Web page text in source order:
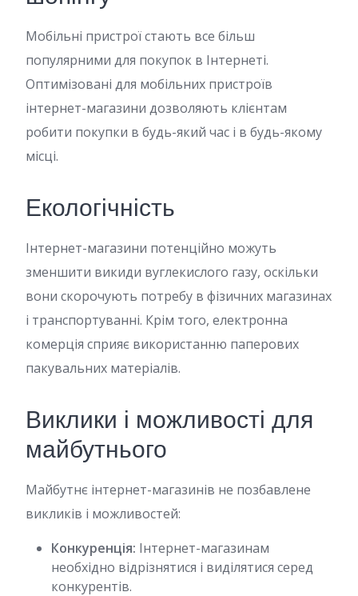
Мобільні пристрої стають все більш
популярними для покупок в Інтернеті.
Оптимізовані для мобільних пристроїв
інтернет-магазини дозволяють клієнтам
робити покупки в будь-який час і в будь-якому
місці.
Екологічність
Інтернет-магазини потенційно можуть
зменшити викиди вуглекислого газу, оскільки
вони скорочують потребу в фізичних магазинах
і транспортуванні. Крім того, електронна
комерція сприяє використанню паперових
пакувальних матеріалів.
Виклики і можливості для
майбутнього
Майбутнє інтернет-магазинів не позбавлене
викликів і можливостей:
Конкуренція: Інтернет-магазинам
необхідно відрізнятися і виділятися серед
конкурентів.